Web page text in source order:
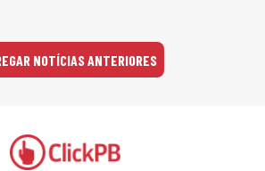
NOTÍCIAS ANTERIORES